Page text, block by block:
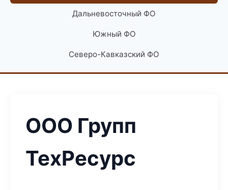
Дальневосточный ФО
Южный ФО
Северо-Кавказский ФО
ООО Групп
ТехРесурс